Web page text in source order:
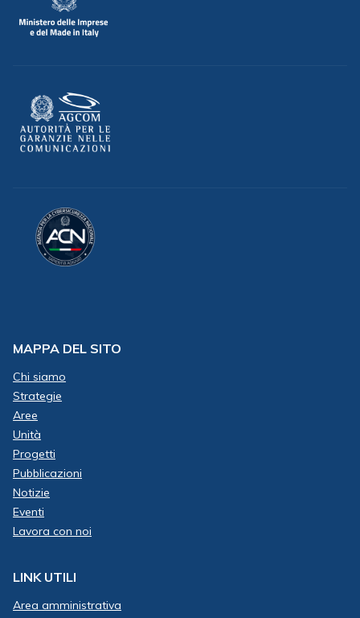
MAPPA DEL SITO
Chi siamo
Strategie
Aree
Unità
Progetti
Pubblicazioni
Notizie
Eventi
Lavora con noi
LINK UTILI
Area amministrativa